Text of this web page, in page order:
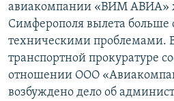
авиакомпании «ВИМ АВИА»
Симферополя вылета больше
техническими проблемами.
транспортной прокуратуре
отношении ООО
возбуждено дело об